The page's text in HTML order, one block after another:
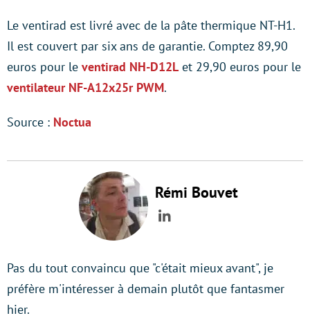
Le ventirad est livré avec de la pâte thermique NT-H1.
Il est couvert par six ans de garantie. Comptez 89,90
euros pour le ventirad NH-D12L et 29,90 euros pour le
ventilateur NF-A12x25r PWM.
Source : Noctua
Rémi Bouvet
LinkedIn
Pas du tout convaincu que "c'était mieux avant", je
préfère m'intéresser à demain plutôt que fantasmer
hier.